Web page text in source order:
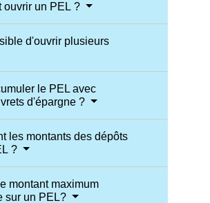
ouvrir un PEL ?
d'ouvrir plusieurs
le PEL avec
d'épargne ?
les montants des dépôts
?
montant maximum
sur un PEL?